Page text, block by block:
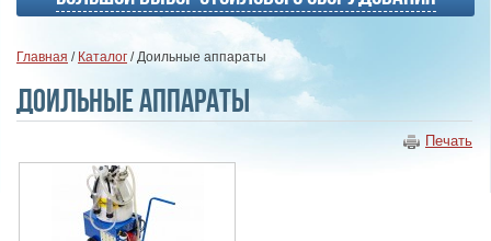
Главная / Каталог / Доильные аппараты
Доильные аппараты
Печать